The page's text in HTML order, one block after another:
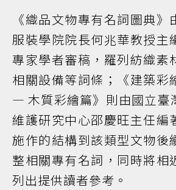
《織品文物專有名詞圖典》
服裝學院院長何兆華教授主
專家學者審稿，羅列紡織素
相關設備等詞條；《建築彩
— 木質彩繪篇》則由國立臺
維護研究中心邵慶旺主任編
施作的結構到該類型文物後
整相關專有名詞，同時將相
列出提供讀者參考。